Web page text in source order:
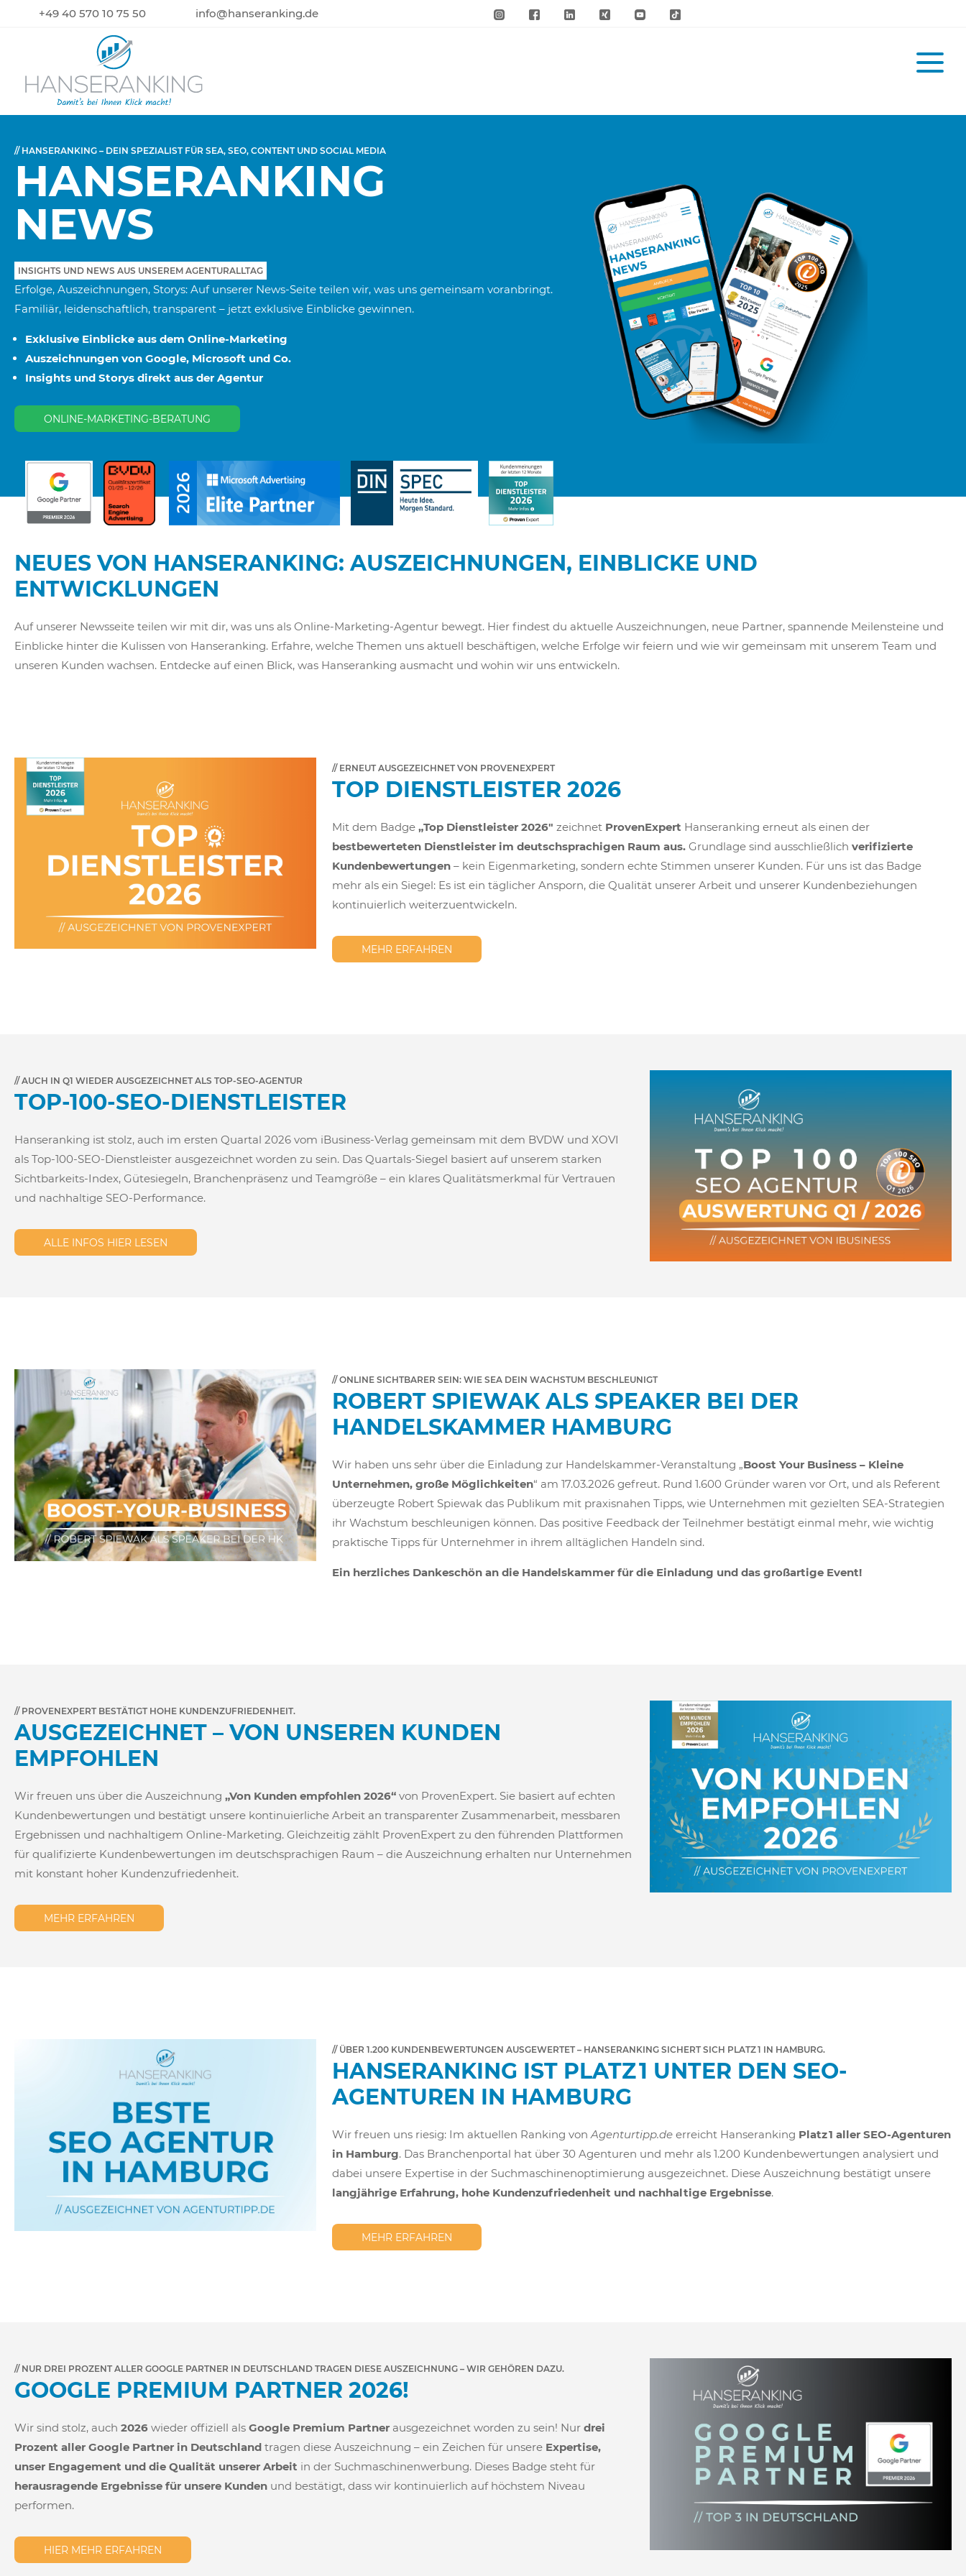
+49 40 570 10 75 50 info@hanseranking.de
// HANSERANKING – DEIN SPEZIALIST FÜR SEA, SEO, CONTENT UND SOCIAL MEDIA
HANSERANKING
NEWS
INSIGHTS UND NEWS AUS UNSEREM AGENTURALLTAG
Erfolge, Auszeichnungen, Storys: Auf unserer News-Seite teilen wir, was uns gemeinsam voranbringt.
Familiär, leidenschaftlich, transparent – jetzt exklusive Einblicke gewinnen.
Exklusive Einblicke aus dem Online-Marketing
Auszeichnungen von Google, Microsoft und Co.
Insights und Storys direkt aus der Agentur
ONLINE-MARKETING-BERATUNG
NEUES VON HANSERANKING: AUSZEICHNUNGEN, EINBLICKE UND
ENTWICKLUNGEN
Auf unserer Newsseite teilen wir mit dir, was uns als Online-Marketing-Agentur bewegt. Hier findest du aktuelle Auszeichnungen, neue Partner, spannende Meilensteine und
Einblicke hinter die Kulissen von Hanseranking. Erfahre, welche Themen uns aktuell beschäftigen, welche Erfolge wir feiern und wie wir gemeinsam mit unserem Team und
unseren Kunden wachsen. Entdecke auf einen Blick, was Hanseranking ausmacht und wohin wir uns entwickeln.
// ERNEUT AUSGEZEICHNET VON PROVENEXPERT
TOP DIENSTLEISTER 2026
Mit dem Badge „Top Dienstleister 2026″zeichnet ProvenExpert Hanseranking erneut als einen der
bestbewerteten Dienstleister im deutschsprachigen Raum aus. Grundlage sind ausschließlichverifizierte
Kundenbewertungen – kein Eigenmarketing, sondern echte Stimmen unserer Kunden. Für uns ist das Badge
mehr als ein Siegel: Es ist ein täglicher Ansporn, die Qualität unserer Arbeit und unserer Kundenbeziehungen
kontinuierlich weiterzuentwickeln.
MEHR ERFAHREN
// AUCH IN Q1 WIEDER AUSGEZEICHNET ALS TOP-SEO-AGENTUR
TOP-100‑SEO‑DIENSTLEISTER
Hanseranking ist stolz, auch im ersten Quartal 2026 vom iBusiness-Verlag gemeinsam mit dem BVDW und XOVI
als Top-100-SEO-Dienstleister ausgezeichnet worden zu sein. Das Quartals-Siegel basiert auf unserem starken
Sichtbarkeits-Index, Gütesiegeln, Branchenpräsenz und Teamgröße – ein klares Qualitätsmerkmal für Vertrauen
und nachhaltige SEO-Performance.
ALLE INFOS HIER LESEN
// ONLINE SICHTBARER SEIN: WIE SEA DEIN WACHSTUM BESCHLEUNIGT
ROBERT SPIEWAK ALS SPEAKER BEI DER
HANDELSKAMMER HAMBURG
Wir haben uns sehr über die Einladung zur Handelskammer-Veranstaltung „Boost Your Business – Kleine
Unternehmen, große Möglichkeiten“ am 17.03.2026 gefreut. Rund 1.600 Gründer waren vor Ort, und als Referent
überzeugte Robert Spiewak das Publikum mit praxisnahen Tipps, wie Unternehmen mit gezielten SEA-Strategien
ihr Wachstum beschleunigen können. Das positive Feedback der Teilnehmer bestätigt einmal mehr, wie wichtig
praktische Tipps für Unternehmer in ihrem alltäglichen Handeln sind.
Ein herzliches Dankeschön an die Handelskammer für die Einladung und das großartige Event!
// PROVENEXPERT BESTÄTIGT HOHE KUNDENZUFRIEDENHEIT.
AUSGEZEICHNET – VON UNSEREN KUNDEN
EMPFOHLEN
Wir freuen uns über die Auszeichnung „Von Kunden empfohlen 2026“ von ProvenExpert. Sie basiert auf echten
Kundenbewertungen und bestätigt unsere kontinuierliche Arbeit an transparenter Zusammenarbeit, messbaren
Ergebnissen und nachhaltigem Online-Marketing. Gleichzeitig zählt ProvenExpert zu den führenden Plattformen
für qualifizierte Kundenbewertungen im deutschsprachigen Raum – die Auszeichnung erhalten nur Unternehmen
mit konstant hoher Kundenzufriedenheit.
MEHR ERFAHREN
// ÜBER 1.200 KUNDENBEWERTUNGEN AUSGEWERTET – HANSERANKING SICHERT SICH PLATZ 1 IN HAMBURG.
HANSERANKING IST PLATZ 1 UNTER DEN SEO-
AGENTUREN IN HAMBURG
Wir freuen uns riesig: Im aktuellen Ranking vonAgenturtipp.de erreicht Hanseranking Platz 1 aller SEO-Agenturen
in Hamburg. Das Branchenportal hat über 30 Agenturen und mehr als 1.200 Kundenbewertungen analysiert und
dabei unsere Expertise in der Suchmaschinenoptimierung ausgezeichnet. Diese Auszeichnung bestätigt unsere
langjährige Erfahrung, hohe Kundenzufriedenheit und nachhaltige Ergebnisse.
MEHR ERFAHREN
// NUR DREI PROZENT ALLER GOOGLE PARTNER IN DEUTSCHLAND TRAGEN DIESE AUSZEICHNUNG – WIR GEHÖREN DAZU.
GOOGLE PREMIUM PARTNER 2026!
Wir sind stolz, auch 2026 wieder offiziell als Google Premium Partner ausgezeichnet worden zu sein! Nur drei
Prozent aller Google Partner in Deutschland tragen diese Auszeichnung – ein Zeichen für unsere Expertise,
unser Engagement und die Qualität unserer Arbeit in der Suchmaschinenwerbung. Dieses Badge steht für
herausragende Ergebnisse für unsere Kunden und bestätigt, dass wir kontinuierlich auf höchstem Niveau
performen.
HIER MEHR ERFAHREN